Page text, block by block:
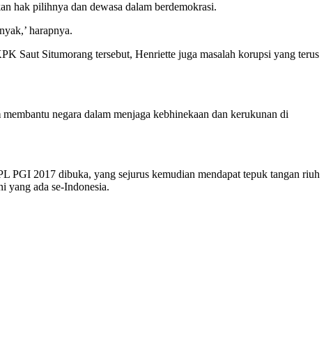
hak pilihnya dan dewasa dalam berdemokrasi.
harapnya.
Saut Situmorang tersebut, Henriette juga masalah korupsi yang terus
negara dalam menjaga kebhinekaan dan kerukunan di
PGI 2017 dibuka, yang sejurus kemudian mendapat tepuk tangan riuh
yang ada se-Indonesia.